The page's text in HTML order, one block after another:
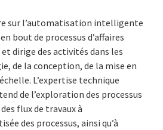
sur l’automatisation intelligente
bout de processus d’affaires
dirige des activités dans les
de la conception, de la mise en
L’expertise technique
de l’exploration des processus
flux de travaux à
des processus, ainsi qu’à